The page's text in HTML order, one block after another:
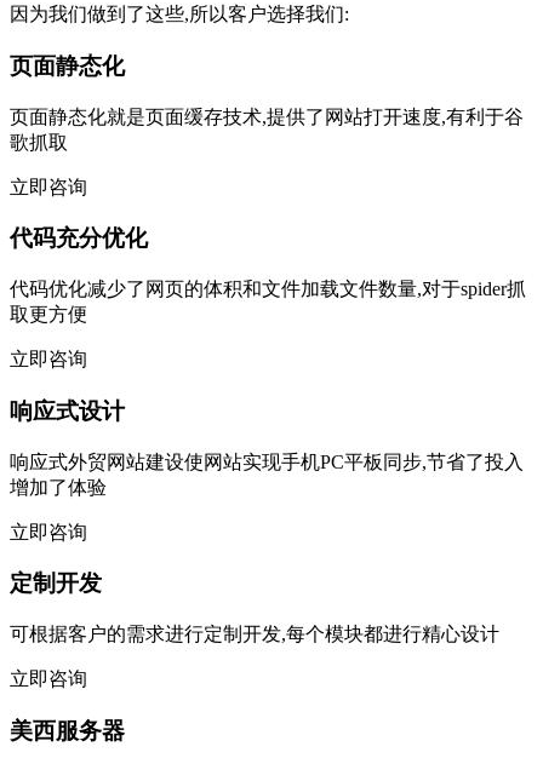
因为我们做到了这些,所以客户选择我们:
页面静态化
页面静态化就是页面缓存技术,提供了网站打开速度,有利于谷
歌抓取
立即咨询
代码充分优化
代码优化减少了网页的体积和文件加载文件数量,对于spider抓
取更方便
立即咨询
响应式设计
响应式外贸网站建设使网站实现手机PC平板同步,节省了投入
增加了体验
立即咨询
定制开发
可根据客户的需求进行定制开发,每个模块都进行精心设计
立即咨询
美西服务器